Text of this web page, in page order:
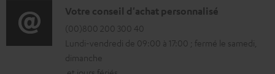
e
a
b
l
t
i
o
n
o
r
m
a
D
é
t
a
Votre conseil d'achat personnalisé
(00)800 200 300 40
Lundi-vendredi de 09:00 à 17:00 ; fermé le samedi,
dimanche